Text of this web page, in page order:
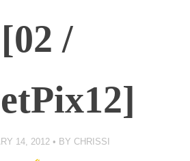
[02 /
14, 2012 BY CHRISSI